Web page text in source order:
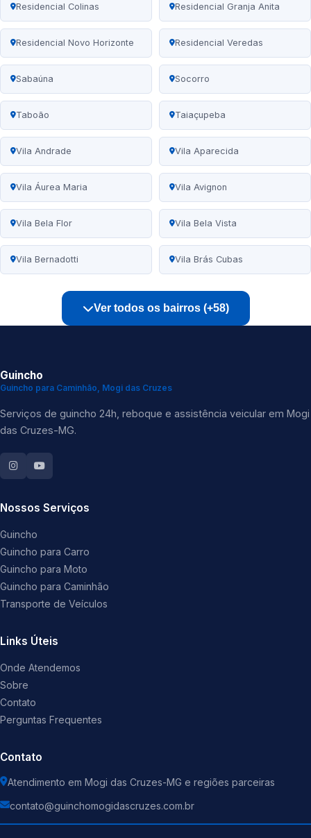
Residencial Colinas Residencial Granja Anita
Residencial Novo Horizonte Residencial Veredas
Sabaúna Socorro
Taboão Taiaçupeba
Vila Andrade Vila Aparecida
Vila Áurea Maria Vila Avignon
Vila Bela Flor Vila Bela Vista
Vila Bernadotti Vila Brás Cubas
Ver todos os bairros (+58)
Guincho
Guincho para Caminhão, Mogi das Cruzes
Serviços de guincho 24h, reboque e assistência veicular em Mogi
das Cruzes-MG.
Nossos Serviços
Guincho
Guincho para Carro
Guincho para Moto
Guincho para Caminhão
Transporte de Veículos
Links Úteis
Onde Atendemos
Sobre
Contato
Perguntas Frequentes
Contato
Atendimento em Mogi das Cruzes-MG e regiões parceiras
contato@guinchomogidascruzes.com.br